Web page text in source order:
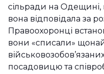
сільради на Одещині,
вона відповідала за
Правоохоронці
вони «списали»
посадовицю та